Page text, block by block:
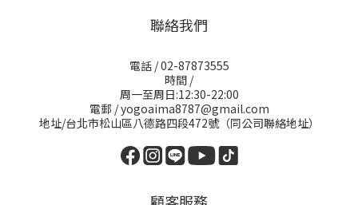
聯絡我們
電話 / 02-87873555
時間 /
周一至周日:12:30-22:00
電郵 / yogoaima8787@gmail.com
地址/台北市松山區八德路四段472號（同公司聯絡地址）